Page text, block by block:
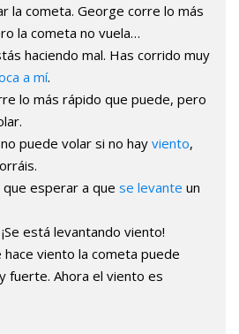
la cometa. George corre lo más
la cometa no vuela…
haciendo mal. Has corrido muy
a mí.
lo más rápido que puede, pero
puede volar si no hay viento,
esperar a que se levante un
está levantando viento!
hace viento la cometa puede
fuerte. Ahora el viento es